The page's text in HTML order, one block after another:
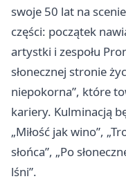
swoje 50 lat na
części: początek
artystki i zespołu
słonecznej stronie
niepokorna”, które
kariery. Kulminacją
„Miłość jak wino”,
słońca”, „Po
lśni”.